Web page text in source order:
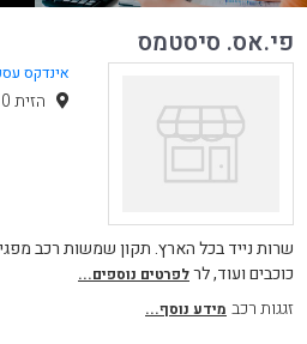
פי.אס. סיסטמס
אינדקס
הזית 10, גן חיים , גן חיים
שרות נייד בכל הארץ. תקון שמשות רכב
כוכבים ועוד, לרלפרטים נוספים...
זגגות רכב מידע נוסף...